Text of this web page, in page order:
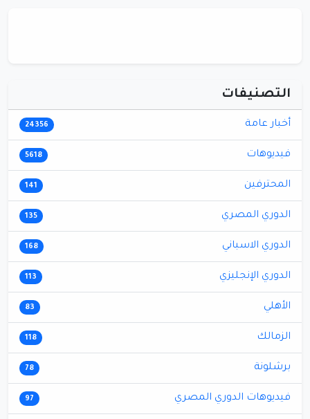
التصنيفات
أخبار عامة 24356
فيديوهات 5618
المحترفين 141
الدوري المصري 135
الدوري الاسباني 168
الدوري الإنجليزي 113
الأهلي 83
الزمالك 118
برشلونة 78
فيديوهات الدوري المصري 97